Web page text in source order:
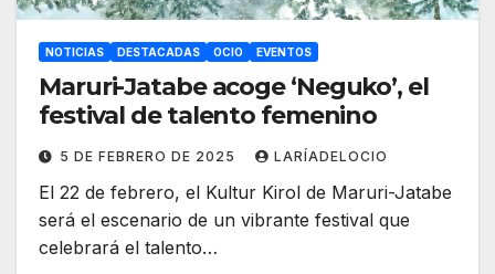
NOTICIAS DESTACADAS OCIO EVENTOS
Maruri-Jatabe acoge ‘Neguko’, el
festival de talento femenino
5 DE FEBRERO DE 2025 LARÍADELOCIO
El 22 de febrero, el Kultur Kirol de Maruri-Jatabe
será el escenario de un vibrante festival que
celebrará el talento…